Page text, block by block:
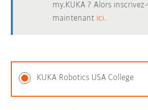
my.KUKA ? Alors
maintenant ici.
KUKA Robotics USA College